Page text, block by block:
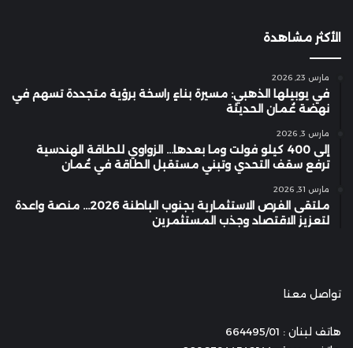
الأكثر مشاهدة
مارس 23, 2026
في يوبيلها الذهبي: مسيرة بناءٍ راسخة برؤية متجددة تسهم في
نهضة عُمان الحديثة
مارس 3, 2026
إلى 400 كيلو فولت وما بعدها… الزواوي للطاقة الهندسية
ترفع سقف التحدي وتبني مستقبل الطاقة في عُمان
مارس 31, 2026
ملتقى الفرص الاستثمارية بجنوب الباطنة 2026… منصة واعدة
لتعزيز الاقتصاد وجذب المستثمرين
تواصل معنا
هاتف لبنان : 664495/01